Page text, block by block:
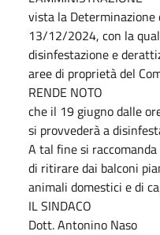
vista la
13/12/2024, con la
disinfestazione e
aree di proprietà del
RENDE NOTO
che il 19 giugno dalle
si provvederà a
A tal fine si
di ritirare dai balconi
animali domestici e di
IL SINDACO
Dott. Antonino Naso